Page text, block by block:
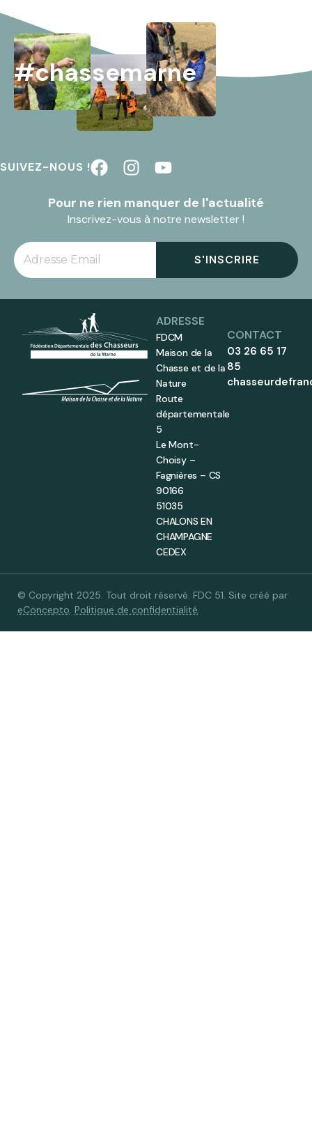
#chassemarne
SUIVEZ-NOUS !
Pour ne rien manquer de l'actualité
Inscrivez-vous à notre newsletter !
S'INSCRIRE
ADRESSE
FDCM
Maison de la
Chasse et de la
Nature
Route
départementale
5
Le Mont-
Choisy –
Fagnières – CS
90166
51035
CHALONS EN
CHAMPAGNE
CEDEX
CONTACT
03 26 65 17
85
© Copyright 2025. Tout droit réservé. FDC 51. Site créé par
eConcepto. Politique de confidentialité.